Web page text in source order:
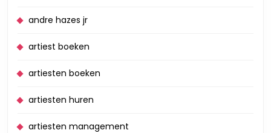
andre hazes jr
artiest boeken
artiesten boeken
artiesten huren
artiesten management